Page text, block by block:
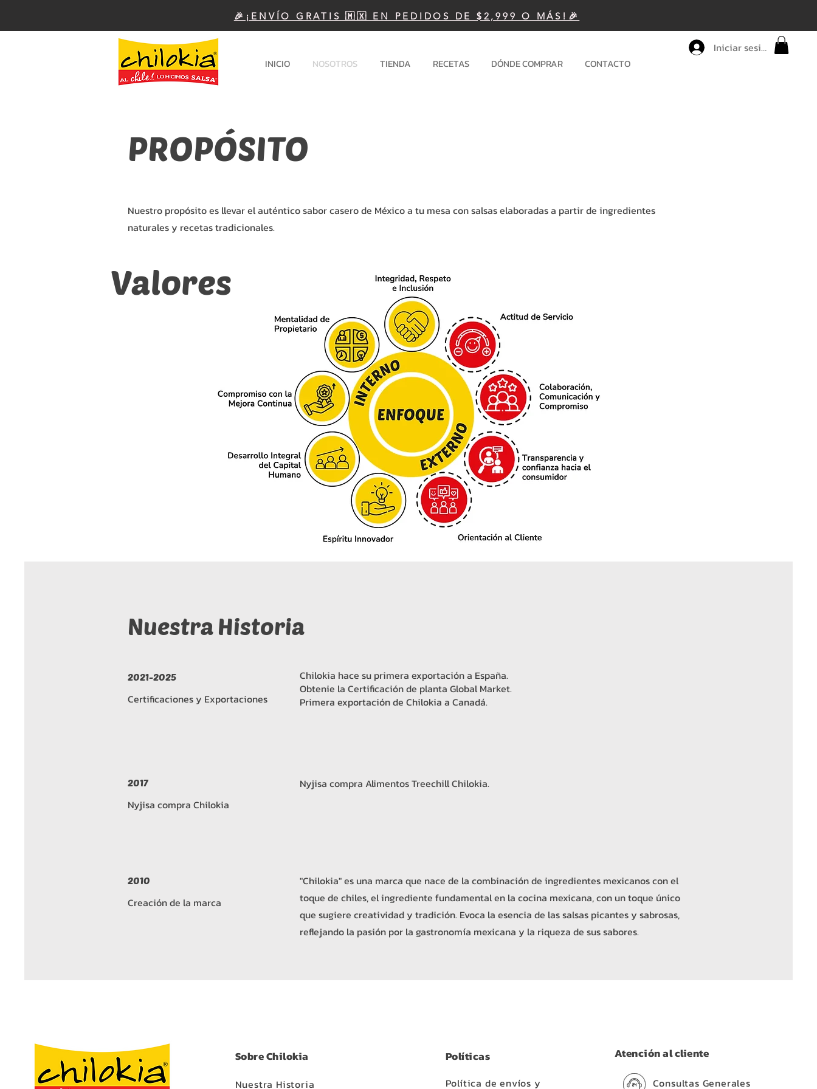
Iniciar sesión
🎉¡ENVÍO GRATIS 🇲🇽 EN PEDIDOS DE $2,999 O MÁS!🎉
INICIO NOSOTROS TIENDA RECETAS DÓNDE COMPRAR CONTACTO
PROPÓSITO
Nuestro propósito es llevar el auténtico sabor casero de México a tu mesa con salsas elaboradas a partir de ingredientes
naturales y recetas tradicionales.
Valores
Nuestra Historia
2021-2025
Certificaciones y Exportaciones
Chilokia hace su primera exportación a España.
Obtenie la Certificación de planta Global Market.
Primera exportación de Chilokia a Canadá.
2017
Nyjisa compra Chilokia
Nyjisa compra Alimentos Treechill Chilokia.
2010
Creación de la marca
"Chilokia" es una marca que nace de la combinación de ingredientes mexicanos con el
toque de chiles, el ingrediente fundamental en la cocina mexicana, con un toque único
que sugiere creatividad y tradición. Evoca la esencia de las salsas picantes y sabrosas,
reflejando la pasión por la gastronomía mexicana y la riqueza de sus sabores.
Sobre Chilokia
Nuestra Historia
Políticas
Política de envíos y
Atención al cliente
Consultas Generales